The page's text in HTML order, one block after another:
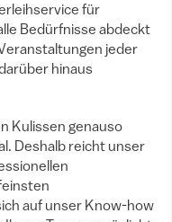
für
Bedürfnisse abdeckt
jeder
hinaus
Kulissen genauso
Deshalb reicht unser
auf unser Know-how